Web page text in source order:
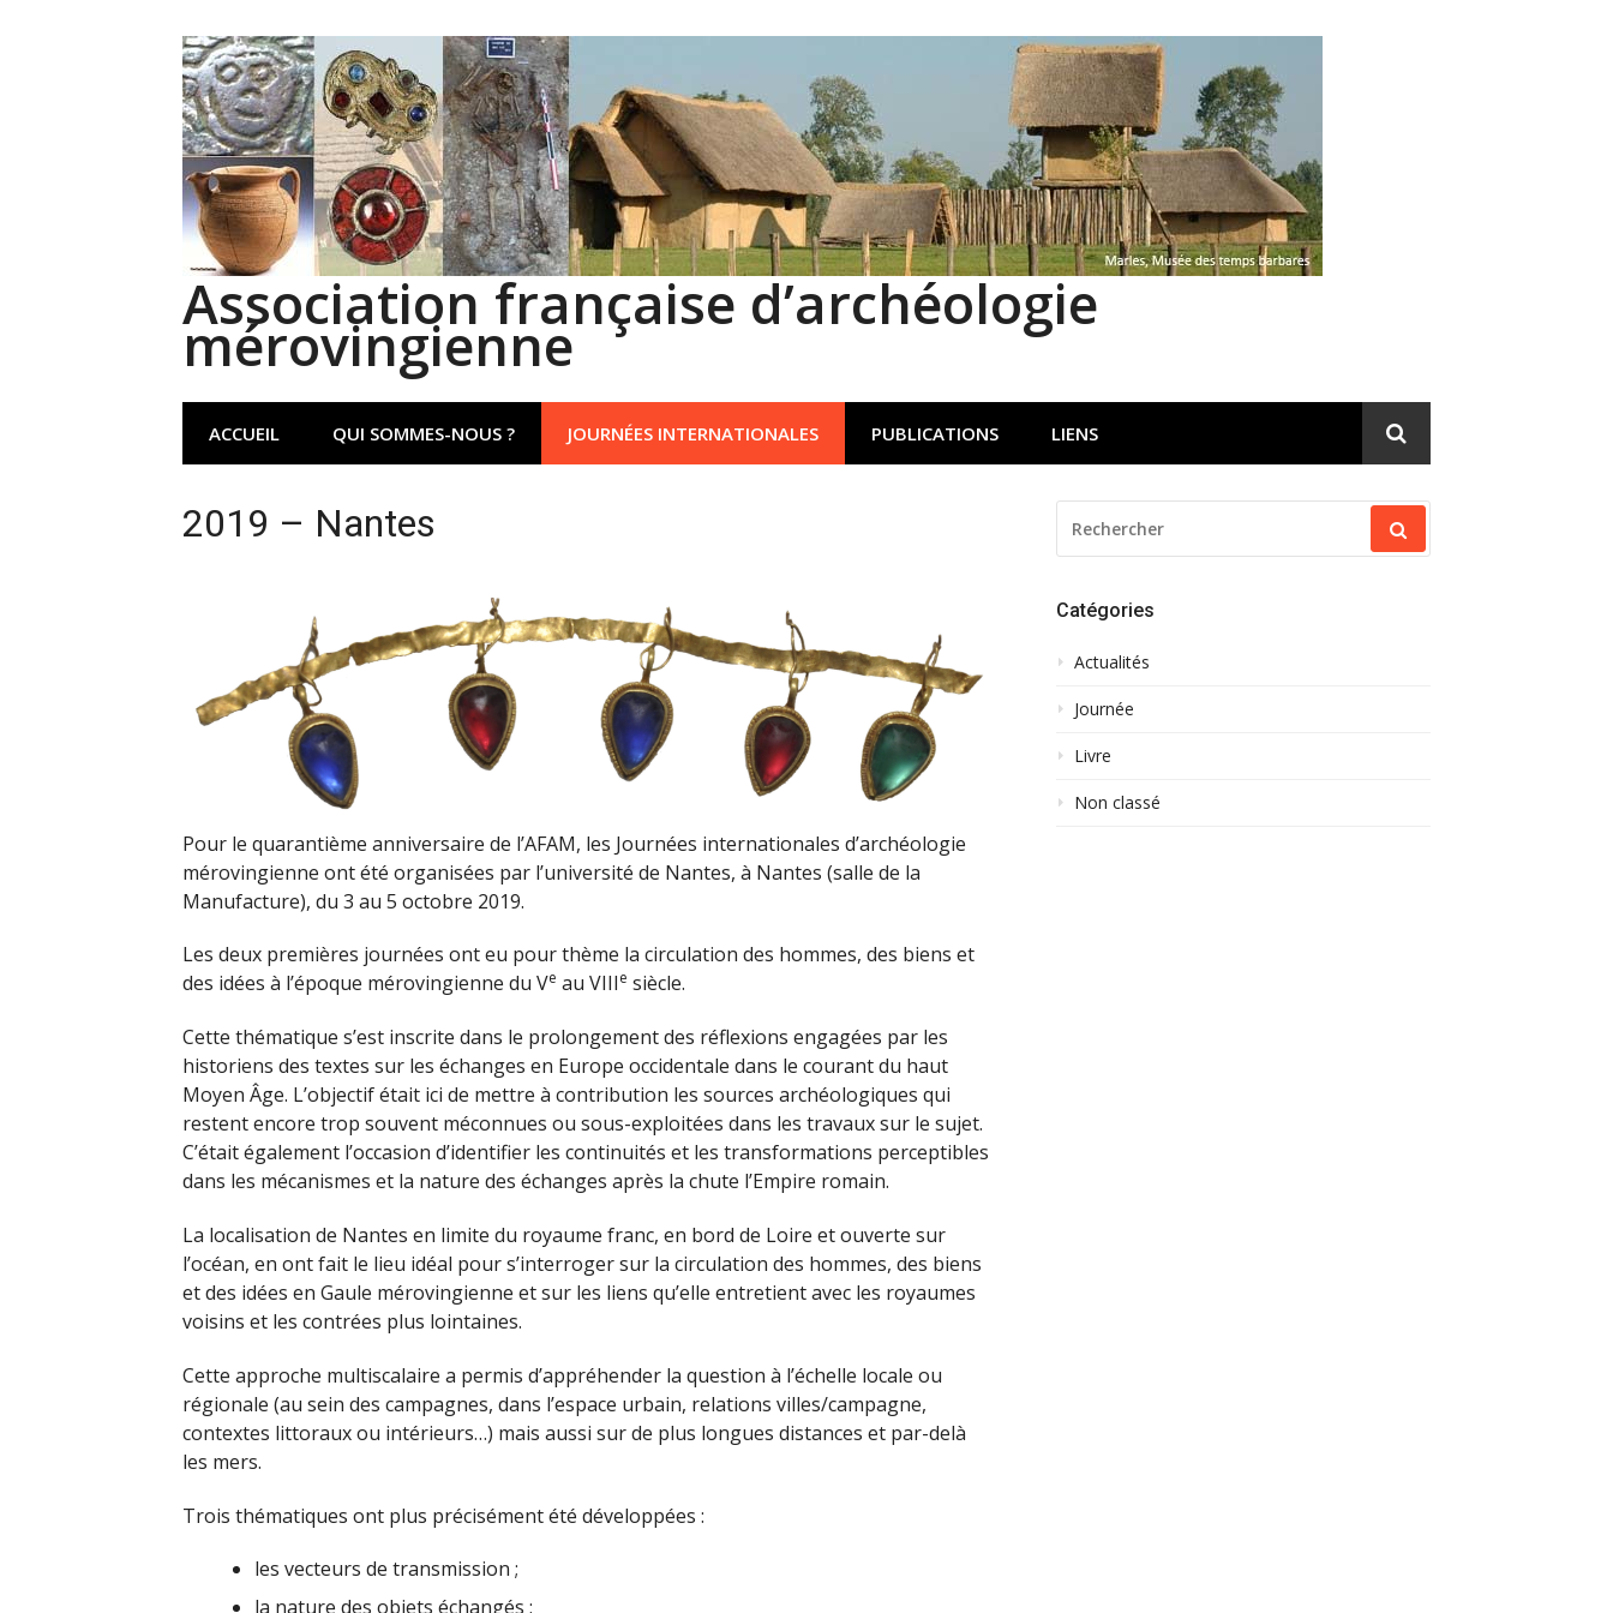
Association française d’archéologie
mérovingienne
ACCUEIL QUI SOMMES-NOUS ? JOURNÉES INTERNATIONALES PUBLICATIONS LIENS
2019 – Nantes
Pour le quarantième anniversaire de l’AFAM, les Journées internationales d’archéologie
mérovingienne ont été organisées par l’université de Nantes, à Nantes (salle de la
Manufacture), du 3 au 5 octobre 2019.
Les deux premières journées ont eu pour thème la circulation des hommes, des biens et
des idées à l’époque mérovingienne du Ve au VIIIe siècle.
Cette thématique s’est inscrite dans le prolongement des réflexions engagées par les
historiens des textes sur les échanges en Europe occidentale dans le courant du haut
Moyen Âge. L’objectif était ici de mettre à contribution les sources archéologiques qui
restent encore trop souvent méconnues ou sous-exploitées dans les travaux sur le sujet.
C’était également l’occasion d’identifier les continuités et les transformations perceptibles
dans les mécanismes et la nature des échanges après la chute l’Empire romain.
La localisation de Nantes en limite du royaume franc, en bord de Loire et ouverte sur
l’océan, en ont fait le lieu idéal pour s’interroger sur la circulation des hommes, des biens
et des idées en Gaule mérovingienne et sur les liens qu’elle entretient avec les royaumes
voisins et les contrées plus lointaines.
Cette approche multiscalaire a permis d’appréhender la question à l’échelle locale ou
régionale (au sein des campagnes, dans l’espace urbain, relations villes/campagne,
contextes littoraux ou intérieurs…) mais aussi sur de plus longues distances et par-delà
les mers.
Trois thématiques ont plus précisément été développées :
les vecteurs de transmission ;
la nature des objets échangés ;
POUR
:
Catégories
Actualités
Journée
Livre
Non classé